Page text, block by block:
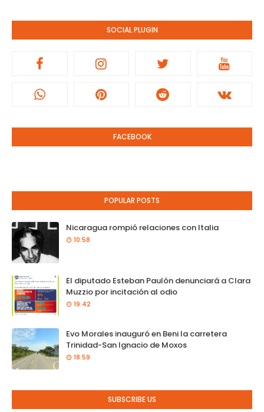
SOCIAL PLUGIN
FACEBOOK
POPULAR POSTS
Nicaragua rompió relaciones con Italia
10:58
El diputado Esteban Paulón denunciará a Clara
Muzzio por incitación al odio
19:42
Evo Morales inauguró en Beni la carretera
Trinidad-San Ignacio de Moxos
18:59
SUBSCRIBE US